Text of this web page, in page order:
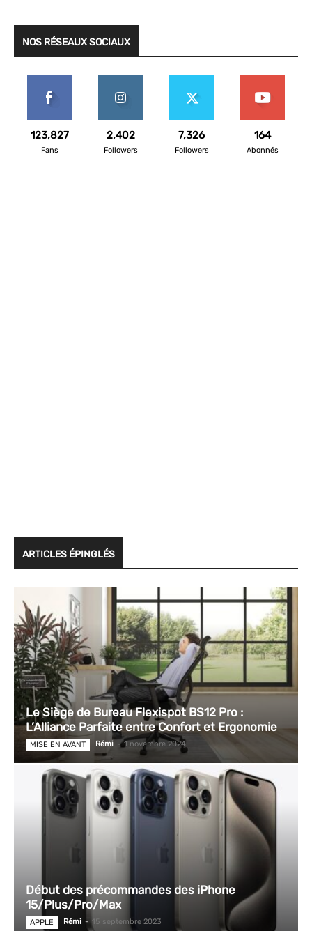
NOS RÉSEAUX SOCIAUX
123,827
Fans
2,402
Followers
7,326
Followers
164
Abonnés
ARTICLES ÉPINGLÉS
Le Siège de Bureau Flexispot BS12 Pro :
L’Alliance Parfaite entre Confort et Ergonomie
MISE EN AVANT Rémi - 1 novembre 2024
Début des précommandes des iPhone
15/Plus/Pro/Max
APPLE Rémi - 15 septembre 2023